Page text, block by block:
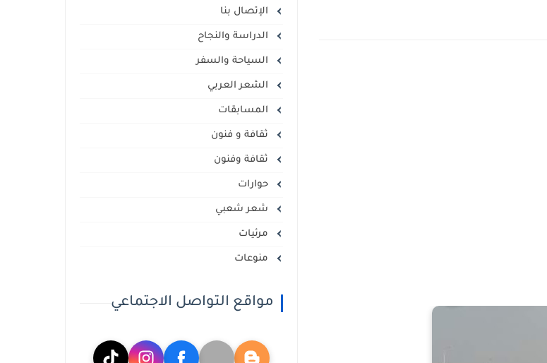
الإتصال بنا
الدراسة والنجاح
السياحة والسفر
الشعر العربي
المسابقات
ثقافة و فنون
ثقافة وفنون
حوارات
شعر شعبي
مرئيات
منوعات
مواقع التواصل الاجتماعي